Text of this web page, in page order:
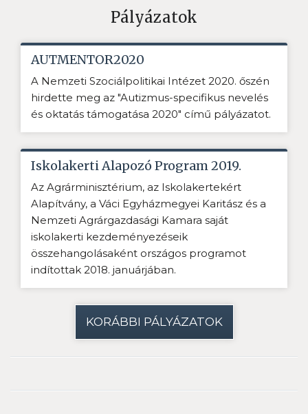
Pályázatok
AUTMENTOR2020
A Nemzeti Szociálpolitikai Intézet 2020. őszén
hirdette meg az "Autizmus-specifikus nevelés
és oktatás támogatása 2020" című pályázatot.
Iskolakerti Alapozó Program 2019.
Az Agrárminisztérium, az Iskolakertekért
Alapítvány, a Váci Egyházmegyei Karitász és a
Nemzeti Agrárgazdasági Kamara saját
iskolakerti kezdeményezéseik
összehangolásaként országos programot
indítottak 2018. januárjában.
KORÁBBI PÁLYÁZATOK